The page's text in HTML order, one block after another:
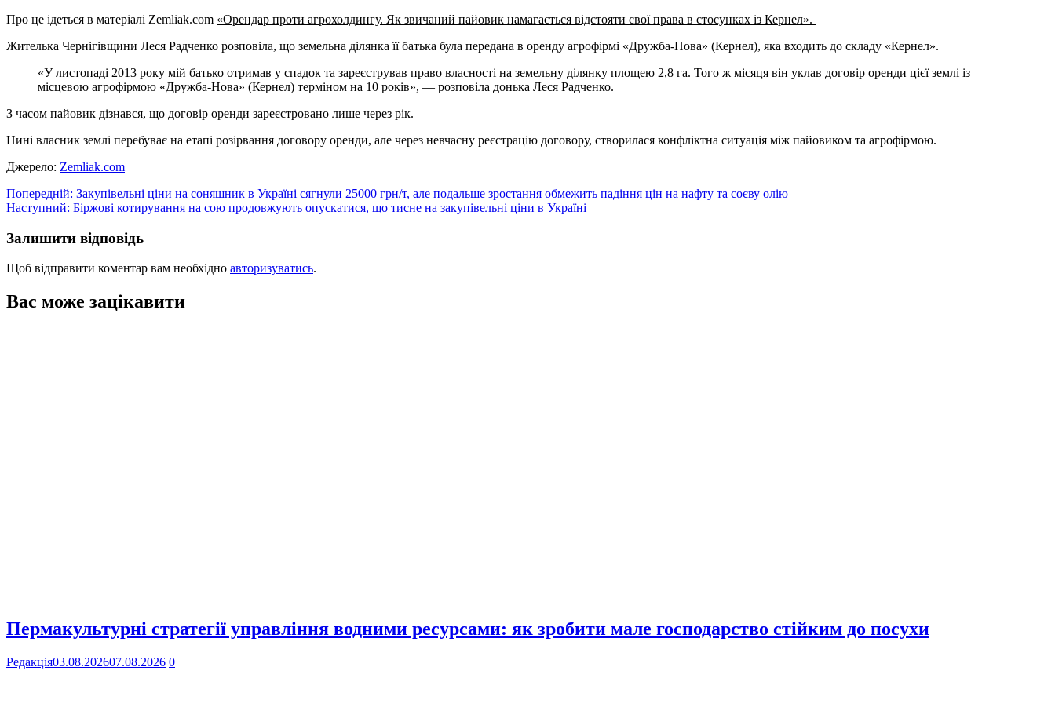
Про це ідеться в матеріалі Zemliak.com «Орендар проти агрохолдингу. Як звичаний пайовик намагається відстояти свої права в стосунках із Кернел».
Жителька Чернігівщини Леся Радченко розповіла, що земельна ділянка її батька була передана в оренду агрофірмі «Дружба-Нова» (Кернел), яка входить до складу «Кернел».
«У листопаді 2013 року мій батько отримав у спадок та зареєстрував право власності на земельну ділянку площею 2,8 га. Того ж місяця він уклав договір оренди цієї землі із
місцевою агрофірмою «Дружба-Нова» (Кернел) терміном на 10 років», — розповіла донька Леся Радченко.
З часом пайовик дізнався, що договір оренди зареєстровано лише через рік.
Нині власник землі перебуває на етапі розірвання договору оренди, але через невчасну реєстрацію договору, створилася конфліктна ситуація між пайовиком та агрофірмою.
Джерело: Zemliak.com
Навігація
записів
Попередній: Закупівельні ціни на соняшник в Україні сягнули 25000 грн/т, але подальше зростання обмежить падіння цін на нафту та соєву олію
Наступний: Біржові котирування на сою продовжують опускатися, що тисне на закупівельні ціни в Україні
Залишити відповідь
Щоб відправити коментар вам необхідно авторизуватись.
Вас може зацікавити
Пермакультурні стратегії управління водними ресурсами: як зробити мале господарство стійким до посухи
Редакція03.08.202607.08.2026 0